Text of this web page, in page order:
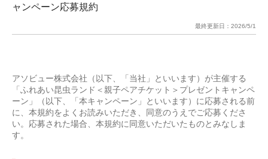
ャンペーン応募規約
最終更新日： 2026/5/1
アソビュー株式会社（以下、「当社」といいます）が主催する
「ふれあい昆虫ランド＜親子ペアチケット＞プレゼントキャンペ
ーン」（以下、「本キャンペーン」といいます）に応募される前
に、本規約をよくお読みいただき、同意のうえでご応募くださ
い。応募された場合、本規約に同意いただいたものとみなしま
す。